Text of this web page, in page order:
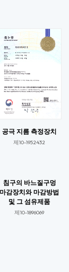
공극 지름 측정장치
제10-1952432
침구의 바느질구멍
마감장치와 마감방법
및 그 섬유제품
제10-1896069​​